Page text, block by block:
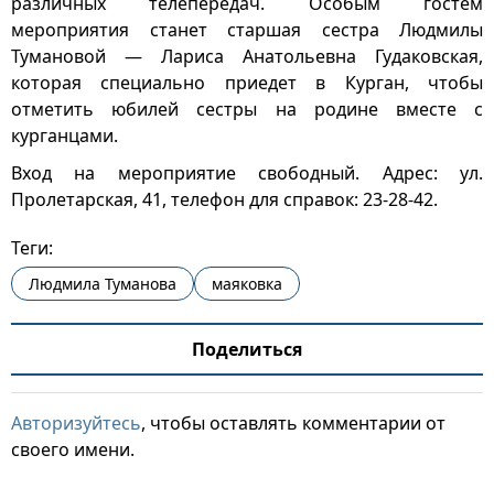
мероприятия станет старшая сестра Людмилы
Тумановой — Лариса Анатольевна Гудаковская,
которая специально приедет в Курган, чтобы
отметить юбилей сестры на родине вместе с
курганцами.
Вход на мероприятие свободный. Адрес: ул.
Пролетарская, 41, телефон для справок: 23-28-42.
Теги:
Людмила Туманова маяковка
Поделиться
Авторизуйтесь, чтобы оставлять комментарии от
своего имени.